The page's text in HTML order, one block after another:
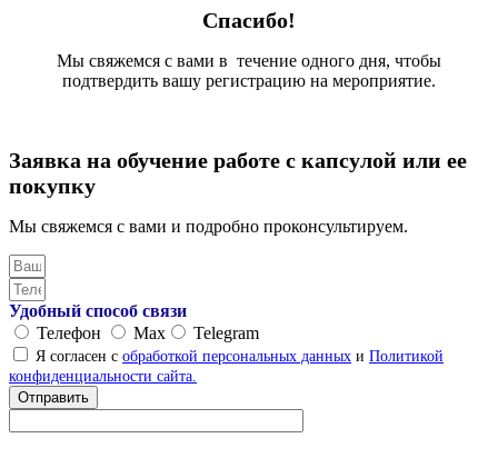
Спасибо!
Мы свяжемся с вами в течение одного дня, чтобы
подтвердить вашу регистрацию на мероприятие.
Заявка на обучение работе с капсулой или ее
покупку
Мы свяжемся с вами и подробно проконсультируем.
Удобный способ связи
Телефон
Max Telegram
Я согласен с обработкой персональных данных и Политикой
конфиденциальности сайта.
Отправить